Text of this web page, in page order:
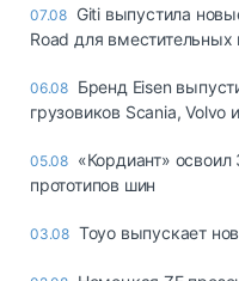
07.08 Giti выпустила
Road для вместительных
06.08 Бренд Eisen
грузовиков Scania, Volvo
05.08 «Кордиант»
прототипов шин
03.08 Toyo выпускает